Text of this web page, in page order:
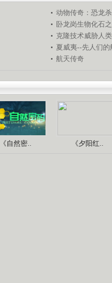
动物传奇：恐龙
卧龙岗生物化石
克隆技术威胁人
夏威夷--先人们的
航天传奇
《自然密.. 《夕阳红..